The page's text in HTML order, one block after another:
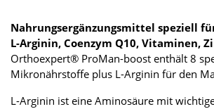
Nahrungsergänzungsmittel speziell
L-Arginin, Coenzym Q10, Vitaminen,
Orthoexpert® ProMan-boost enthält 8
Mikronährstoffe plus L-Arginin für den
L-Arginin ist eine Aminosäure mit